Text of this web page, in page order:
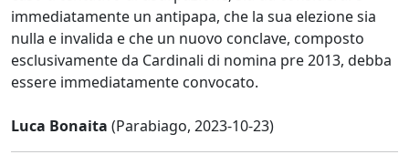
immediatamente un antipapa, che la sua elezione sia
nulla e invalida e che un nuovo conclave, composto
esclusivamente da Cardinali di nomina pre 2013, debba
essere immediatamente convocato.
Luca Bonaita (Parabiago, 2023-10-23)